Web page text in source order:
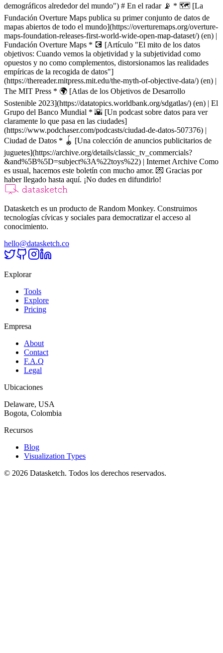
demográficos alrededor del mundo") # En el radar 📡 * 🗺️ [La
Fundación Overture Maps publica su primer conjunto de datos de
mapas abiertos de todo el mundo](https://overturemaps.org/overture-
maps-foundation-releases-first-world-wide-open-map-dataset/) (en) |
Fundación Overture Maps * 💽 [Artículo "El mito de los datos
objetivos: Cuando vemos la objetividad y la subjetividad como
opuestos y no como complementos, distorsionamos las realidades
empíricas de la recogida de datos"]
(https://thereader.mitpress.mit.edu/the-myth-of-objective-data/) (en) |
The MIT Press * 🌍 [Atlas de los Objetivos de Desarrollo
Sostenible 2023](https://datatopics.worldbank.org/sdgatlas/) (en) | El
Grupo del Banco Mundial * 🌇 [Un podcast sobre datos para ver
claramente lo que pasa en las ciudades]
(https://www.podchaser.com/podcasts/ciudad-de-datos-507376) |
Ciudad de Datos * 🪀 [Una colección de anuncios publicitarios de
juguetes](https://archive.org/details/classic_tv_commercials?
&and%5B%5D=subject%3A%22toys%22) | Internet Archive Como
es usual, hacemos este boletín con mucho amor. 💌 Gracias por
haber llegado hasta aquí. ¡No dudes en difundirlo!
Datasketch es un producto de Random Monkey. Construimos
tecnologías cívicas y sociales para democratizar el acceso al
conocimiento.
hello@datasketch.co
Explorar
Tools
Explore
Pricing
Empresa
About
Contact
F.A.Q
Legal
Ubicaciones
Delaware, USA
Bogota, Colombia
Recursos
Blog
Visualization Types
© 2026 Datasketch. Todos los derechos reservados.